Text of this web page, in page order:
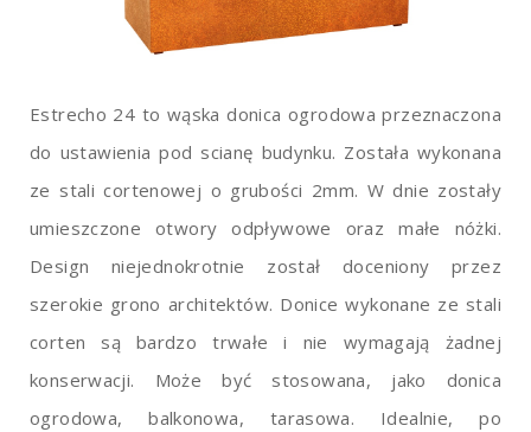
Estrecho 24 to wąska donica ogrodowa przeznaczona
do ustawienia pod scianę budynku. Została wykonana
ze stali cortenowej o grubości 2mm. W dnie zostały
umieszczone otwory odpływowe oraz małe nóżki.
Design niejednokrotnie został doceniony przez
szerokie grono architektów. Donice wykonane ze stali
corten są bardzo trwałe i nie wymagają żadnej
konserwacji. Może być stosowana, jako donica
ogrodowa, balkonowa, tarasowa. Idealnie, po